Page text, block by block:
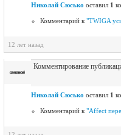
Николай Сюсько оставил 1
Комментарий к "TWIGA
12 лет назад
Комментирование
Николай Сюсько оставил 1
Комментарий к "Affect